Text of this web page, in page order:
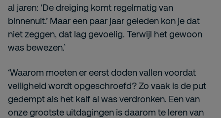
al jaren: ‘De dreiging komt regelmatig van
binnenuit.’ Maar een paar jaar geleden kon je dat
niet zeggen, dat lag gevoelig. Terwijl het gewoon
was bewezen.’
‘Waarom moeten er eerst doden vallen voordat
veiligheid wordt opgeschroefd? Zo vaak is de put
gedempt als het kalf al was verdronken. Een van
onze grootste uitdagingen is daarom te leren van